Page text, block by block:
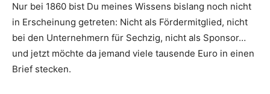
Nur bei 1860 bist Du meines Wissens bislang noch nicht
in Erscheinung getreten: Nicht als Fördermitglied, nicht
bei den Unternehmern für Sechzig, nicht als Sponsor…
und jetzt möchte da jemand viele tausende Euro in einen
Brief stecken.